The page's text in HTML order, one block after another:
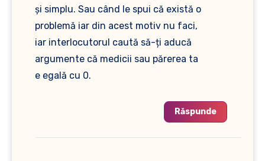
și simplu. Sau când le spui că există o
problemă iar din acest motiv nu faci,
iar interlocutorul caută să-ți aducă
argumente că medicii sau părerea ta
e egală cu 0.
Răspunde